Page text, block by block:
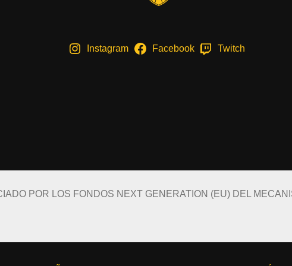
Instagram Facebook Twitch
POR LOS FONDOS NEXT GENERATION (EU) DEL